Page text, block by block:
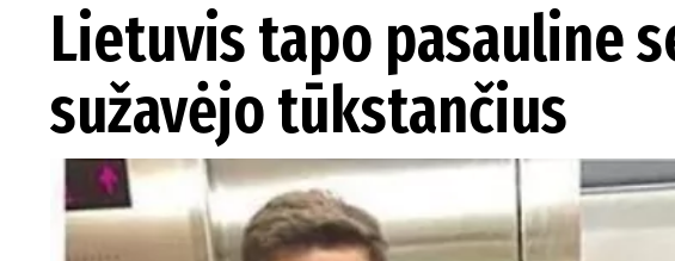
Lietuvis tapo pasauline
sužavėjo tūkstančius